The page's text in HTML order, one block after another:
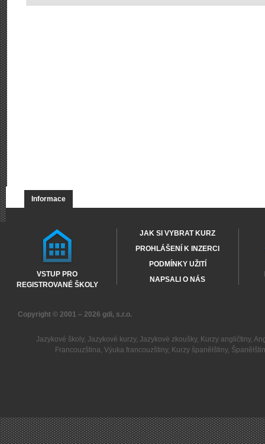
Informace
VSTUP PRO
REGISTROVANÉ ŠKOLY
JAK SI VYBRAT KURZ
PROHLÁŠENÍ K INZERCI
PODMÍNKY UŽITÍ
NAPSALI O NÁS
Copyright © 2001 – 2026 gdi, s.r.o.
Jazykové školy, Jazykové kurzy, Jazykové zkoušky, Kurzy angličtiny,
Francouzština,Výuka francouzštiny, Kurzy španělštiny,